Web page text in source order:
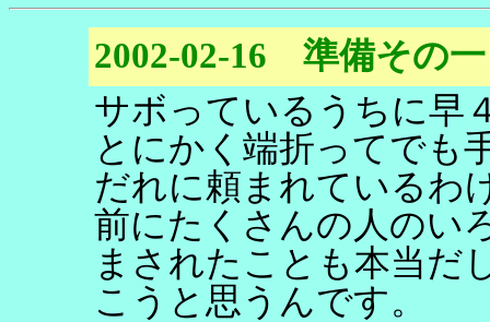
2002-02-16 準備その一
サボっているうちに早
とにかく端折ってでも
だれに頼まれているわ
前にたくさんの人のい
まされたことも本当だ
こうと思うんです。